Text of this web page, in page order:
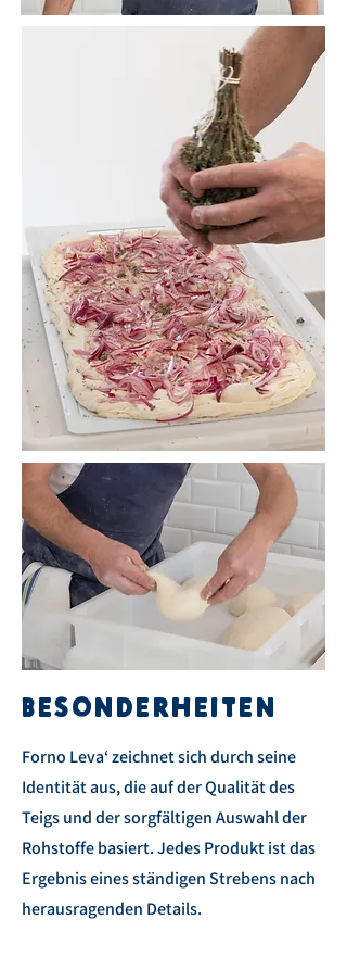
BESONDERHEITEN
Forno Leva‘ zeichnet sich durch seine
Identität aus, die auf der Qualität des
Teigs und der sorgfältigen Auswahl der
Rohstoffe basiert. Jedes Produkt ist das
Ergebnis eines ständigen Strebens nach
herausragenden Details.